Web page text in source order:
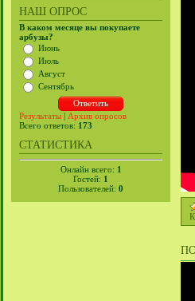
НАШ ОПРОС
В каком месяце вы покупаете
арбузы?
Июнь
Июль
Август
Сентябрь
Результаты | Архив опросов
Всего ответов: 173
СТАТИСТИКА
Онлайн всего: 1
Гостей: 1
Пользователей: 0